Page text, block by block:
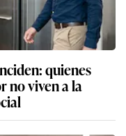
quienes
no viven a la